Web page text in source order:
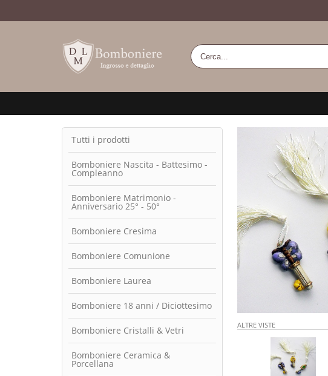
ALTRE VISTE
Tutti i prodotti
Bomboniere Nascita - Battesimo -
Compleanno
Bomboniere Matrimonio -
Anniversario 25° - 50°
Bomboniere Cresima
Bomboniere Comunione
Bomboniere Laurea
Bomboniere 18 anni / Diciottesimo
Bomboniere Cristalli & Vetri
Bomboniere Ceramica &
Porcellana